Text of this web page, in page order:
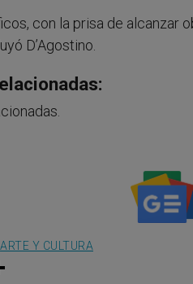
con la prisa de
D’Agostino.
ARTE Y CULTURA